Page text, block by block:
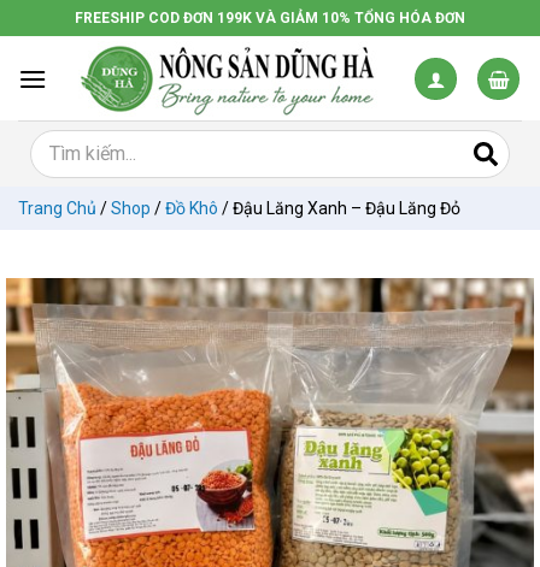
đến
dung
FREESHIP COD ĐƠN 199K VÀ GIẢM 10% TỔNG HÓA ĐƠN
Trang Chủ /Shop /Đồ Khô /Đậu Lăng Xanh – Đậu Lăng Đỏ